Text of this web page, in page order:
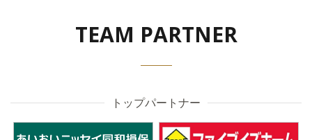
TEAM PARTNER
トップパートナー